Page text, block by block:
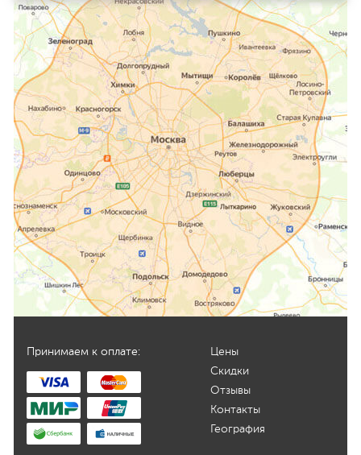
Принимаем к оплате:
Цены
Скидки
Отзывы
Контакты
География